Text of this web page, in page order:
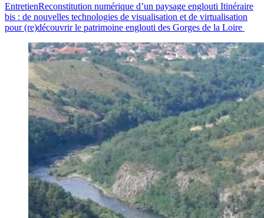
EntretienReconstitution numérique d’un paysage englouti Itinéraire
bis : de nouvelles technologies de visualisation et de virtualisation
pour (re)découvrir le patrimoine englouti des Gorges de la Loire